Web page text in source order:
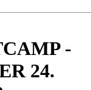
-
24.